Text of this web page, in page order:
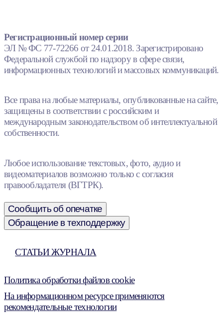
Регистрационный номер серии
ЭЛ № ФС 77-72266 от 24.01.2018. Зарегистрировано
Федеральной службой по надзору в сфере связи,
информационных технологий и массовых коммуникаций.
Все права на любые материалы, опубликованные на сайте,
защищены в соответствии с российским и
международным законодательством об интеллектуальной
собственности.
Любое использование текстовых, фото, аудио и
видеоматериалов возможно только с согласия
правообладателя (ВГТРК).
Сообщить об опечатке
Обращение в техподдержку
СТАТЬИ ЖУРНАЛА
Политика обработки файлов cookie
На информационном ресурсе применяются
рекомендательные технологии